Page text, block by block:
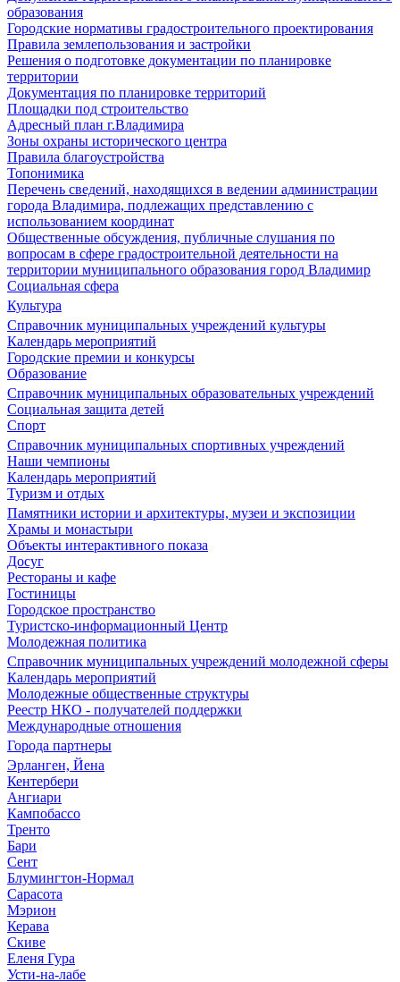
образования
Городские нормативы градостроительного проектирования
Правила землепользования и застройки
Решения о подготовке документации по планировке
территории
Документация по планировке территорий
Площадки под строительство
Адресный план г.Владимира
Зоны охраны исторического центра
Правила благоустройства
Топонимика
Перечень сведений, находящихся в ведении администрации
города Владимира, подлежащих представлению с
использованием координат
Общественные обсуждения, публичные слушания по
вопросам в сфере градостроительной деятельности на
территории муниципального образования город Владимир
Социальная сфера
Культура
Справочник муниципальных учреждений культуры
Календарь мероприятий
Городские премии и конкурсы
Образование
Справочник муниципальных образовательных учреждений
Социальная защита детей
Спорт
Справочник муниципальных спортивных учреждений
Наши чемпионы
Календарь мероприятий
Туризм и отдых
Памятники истории и архитектуры, музеи и экспозиции
Храмы и монастыри
Объекты интерактивного показа
Досуг
Рестораны и кафе
Гостиницы
Городское пространство
Туристско-информационный Центр
Молодежная политика
Справочник муниципальных учреждений молодежной сферы
Календарь мероприятий
Молодежные общественные структуры
Реестр НКО - получателей поддержки
Международные отношения
Города партнеры
Эрланген, Йена
Кентербери
Ангиари
Кампобассо
Тренто
Бари
Сент
Блумингтон-Нормал
Сарасота
Мэрион
Керава
Скиве
Еленя Гура
Усти-на-лабе